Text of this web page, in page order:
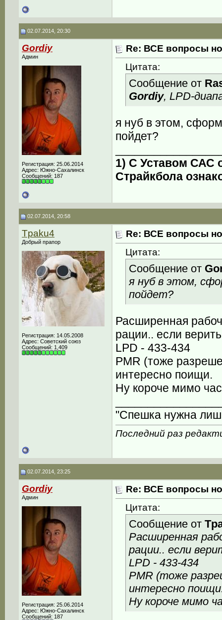
02.07.2014, 20:30
Gordiy
Админ
Регистрация: 25.06.2014
Адрес: Южно-Сахалинск
Сообщений: 187
Re: ВСЕ вопросы
Цитата:
Сообщение от
Gordiy, LPD-
я нуб в этом,
пойдет?
1) С Уставом САС
Страйкбола
02.07.2014, 20:58
Tpaku4
Добрый прапор
Регистрация: 14.05.2008
Адрес: Советский союз
Сообщений: 1,409
Re: ВСЕ вопросы
Цитата:
Сообщение от
я нуб в этом,
пойдет?
Расширенная
рации.. если
LPD - 433-434
PMR (тоже
интересно поищи.
Ну короче мимо
"Спешка нужна
Последний раз
02.07.2014, 23:25
Gordiy
Админ
Регистрация: 25.06.2014
Адрес: Южно-Сахалинск
Сообщений: 187
Re: ВСЕ вопросы
Цитата:
Сообщение от
Расширенная
рации.. если
LPD - 433-434
PMR (тоже
интересно
Ну короче мимо